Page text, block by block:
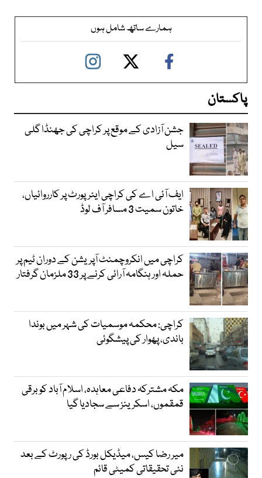
ہمارے ساتھ شامل ہوں
پاکستان
جشن آزادی کے موقع پر کراچی کی جھنڈا گلی
سیل
ایف آئی اے کی کراچی ایئرپورٹ پر کارروائیاں،
خاتون سمیت 3 مسافر آف لوڈ
کراچی میں انکروچمنٹ آپریشن کے دوران ٹیم پر
حملہ اور ہنگامہ آرائی کرنے پر 33 ملزمان گرفتار
کراچی: محکمہ موسمیات کی شہر میں بوندا
باندی، پھوار کی پیشگوئی
مکہ مشترکہ دفاعی معاہدہ، اسلام آباد کو برقی
قمقموں، اسکرینز سے سجادیا گیا
میر رضا کیس، میڈیکل بورڈ کی رپورٹ کے بعد
نئی تحقیقاتی کمیٹی قائم